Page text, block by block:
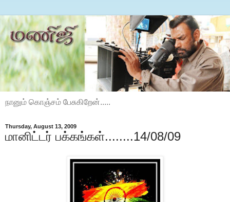
நானும் கொஞ்சம் பேசுகிறேன்.....
Thursday, August 13, 2009
மானிட்டர் பக்கங்கள்........14/08/09